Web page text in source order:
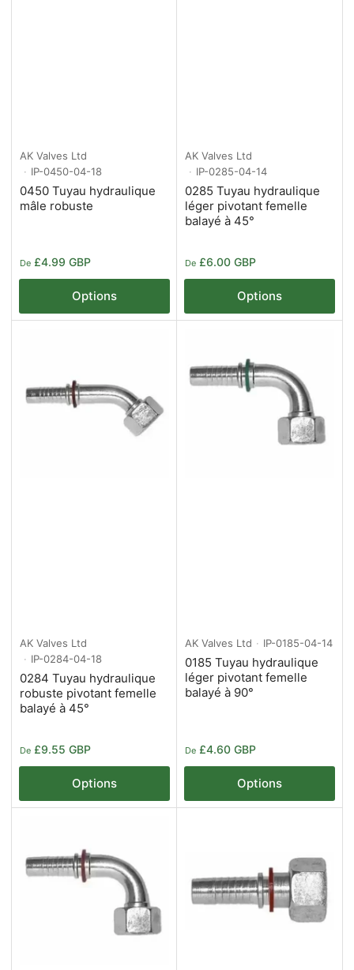
AK Valves Ltd
IP-0450-04-18
0450 Tuyau hydraulique
mâle robuste
Prix
De £4.99 GBP
Options
AK Valves Ltd
IP-0285-04-14
0285 Tuyau hydraulique
léger pivotant femelle
balayé à 45°
Prix
De £6.00 GBP
Options
AK Valves Ltd
IP-0284-04-18
0284 Tuyau hydraulique
robuste pivotant femelle
balayé à 45°
Prix
De £9.55 GBP
Options
AK Valves Ltd IP-0185-04-14
0185 Tuyau hydraulique
léger pivotant femelle
balayé à 90°
Prix
De £4.60 GBP
Options